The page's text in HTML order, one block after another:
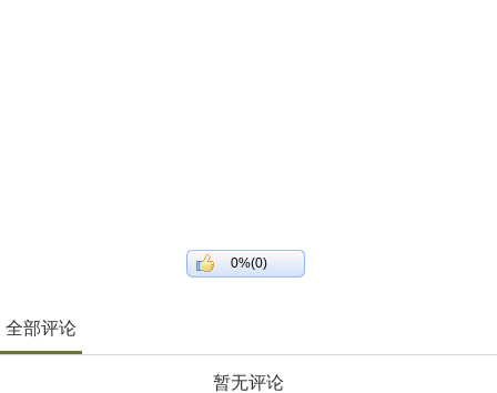
0%(0)
全部评论
暂无评论